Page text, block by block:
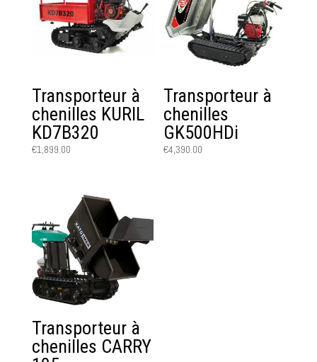
Transporteur à
chenilles KURIL
KD7B320
€1,899.00
Transporteur à
chenilles
GK500HDi
€4,390.00
Transporteur à
chenilles CARRY